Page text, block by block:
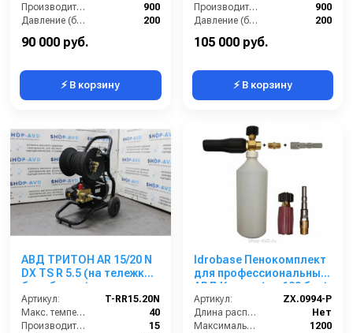
Производительность (л/ч):
900
Давление (бар):
200
Напряжение (В):
90 000 руб.
⚡ В корзину
Производительность (л/ч):
900
Давление (бар):
200
105 000 руб.
⚡ В корзину
АВД ТРИТОН AR 15/20 N
DX TS R 5.5 (на тележке с
барабаном)
Артикул:
T-RR15.20N
Макс. температура воды (°C):
40
Производительность (л/мин):
15
Idrobase Пенокомплект
для профессиональных
АВД Керхер (до 180 бар)
Артикул:
ZX.0994-P
Длина распылительного копья (мм):
Нет
Максимальная производительность по воде (л/ч):
1200